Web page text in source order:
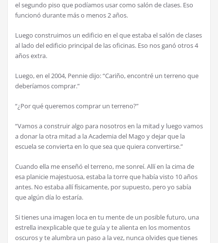
el segundo piso que podíamos usar como salón de clases. Eso
funcionó durante más o menos 2 años.
Luego construimos un edificio en el que estaba el salón de clases
al lado del edificio principal de las oficinas. Eso nos ganó otros 4
años extra.
Luego, en el 2004, Pennie dijo: “Cariño, encontré un terreno que
deberíamos comprar.”
“¿Por qué queremos comprar un terreno?”
“Vamos a construir algo para nosotros en la mitad y luego vamos
a donar la otra mitad a la Academia del Mago y dejar que la
escuela se convierta en lo que sea que quiera convertirse.”
Cuando ella me enseñó el terreno, me sonreí. Allí en la cima de
esa planicie majestuosa, estaba la torre que había visto 10 años
antes. No estaba allí físicamente, por supuesto, pero yo sabía
que algún día lo estaría.
Si tienes una imagen loca en tu mente de un posible futuro, una
estrella inexplicable que te guía y te alienta en los momentos
oscuros y te alumbra un paso a la vez, nunca olvides que tienes